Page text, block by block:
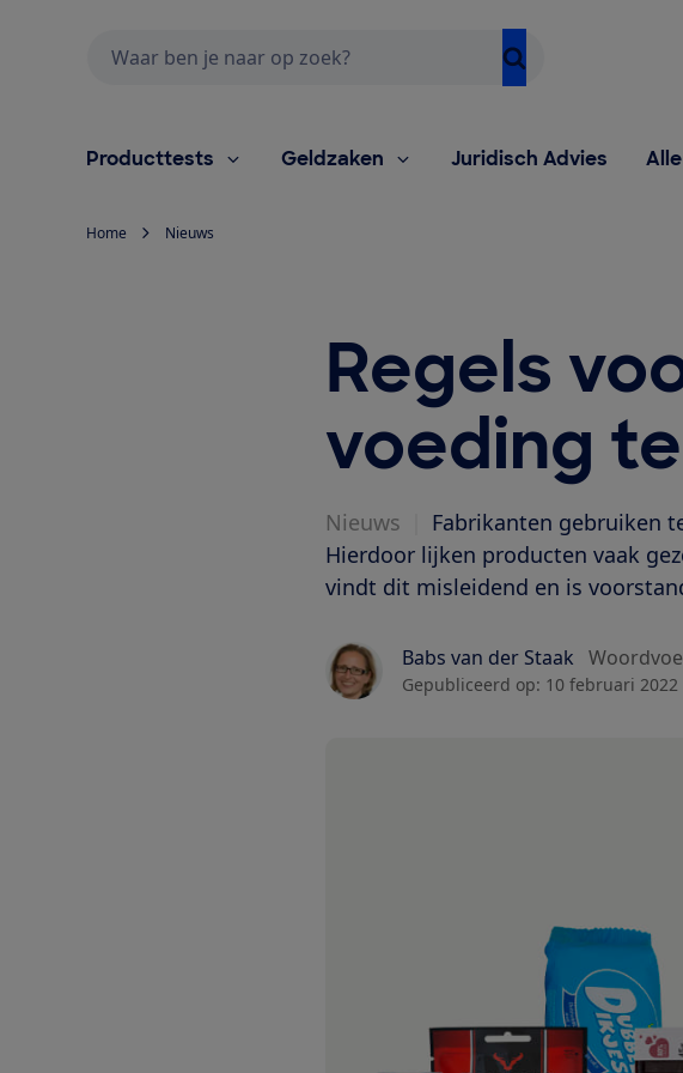
Producttests Geldzaken Juridisch Advies
Home Nieuws
Regels
voeding
Nieuws
Fabrikanten gebruiken
Hierdoor lijken producten vaak
vindt dit misleidend en is
Babs van der Staak
Gepubliceerd op: 10 februari 2022